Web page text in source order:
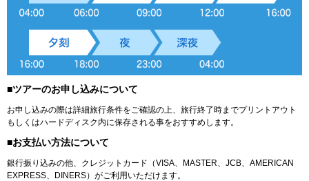
■ツアーのお申し込みについて
お申し込みの際は詳細旅行条件をご確認の上、旅行終了時までプリントアウト
もしくはハードディスク内に保存される事をおすすめします。
■お支払い方法について
銀行振り込みの他、クレジットカード（VISA、MASTER、JCB、AMERICAN
EXPRESS、DINERS）がご利用いただけます。